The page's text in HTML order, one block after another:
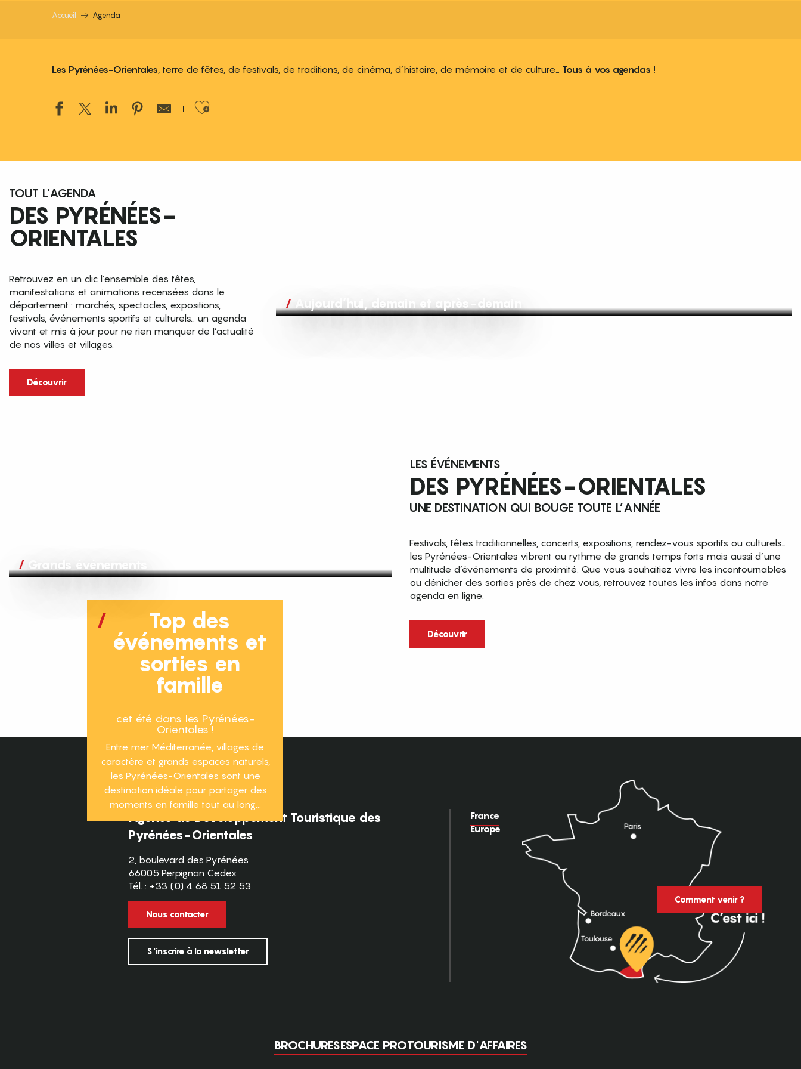
Accueil Agenda
Les Pyrénées-Orientales, terre de fêtes, de festivals, de traditions, de cinéma, d’histoire, de mémoire et de culture… Tous à vos agendas !
Ajouter aux favoris
TOUT L'AGENDA
DES PYRÉNÉES-
ORIENTALES
Retrouvez en un clic l’ensemble des fêtes,
manifestations et animations recensées dans le
département : marchés, spectacles, expositions,
festivals, événements sportifs et culturels… un agenda
vivant et mis à jour pour ne rien manquer de l’actualité
de nos villes et villages.
Découvrir
Aujourd’hui, demain et après-demain
Grands événements
LES ÉVÉNEMENTS
DES PYRÉNÉES-ORIENTALES
UNE DESTINATION QUI BOUGE TOUTE L’ANNÉE
Festivals, fêtes traditionnelles, concerts, expositions, rendez-vous sportifs ou culturels…
les Pyrénées-Orientales vibrent au rythme de grands temps forts mais aussi d’une
multitude d’événements de proximité. Que vous souhaitiez vivre les incontournables
ou dénicher des sorties près de chez vous, retrouvez toutes les infos dans notre
agenda en ligne.
Découvrir
Top des
événements et
sorties en
famille
cet été dans les Pyrénées-
Orientales !
Entre mer Méditerranée, villages de
caractère et grands espaces naturels,
les Pyrénées-Orientales sont une
destination idéale pour partager des
moments en famille tout au long...
Agence de Développement Touristique des
Pyrénées-Orientales
2, boulevard des Pyrénées
66005 Perpignan Cedex
Tél. : +33 (0) 4 68 51 52 53
Nous contacter
S'inscrire à la newsletter
France
Europe
Comment venir ?
BROCHURESESPACE PROTOURISME D'AFFAIRES